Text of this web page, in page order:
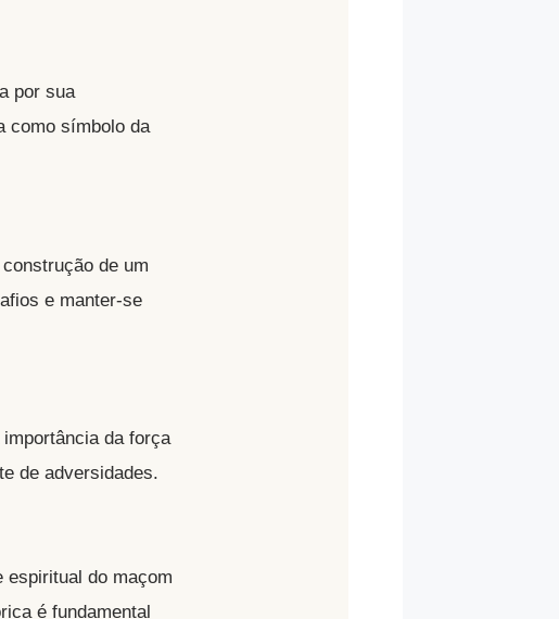
por sua
como símbolo da
de um
e manter-se
da força
de adversidades.
espiritual do maçom
é fundamental